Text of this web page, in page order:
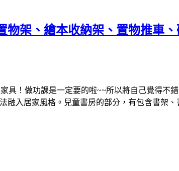
物架、繪本收納架、置物推車
具！做功課是一定要的啦~~所以將自己覺得不
融入居家風格。兒童書房的部分，有包含書架